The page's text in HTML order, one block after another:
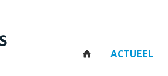
ACTUEEL